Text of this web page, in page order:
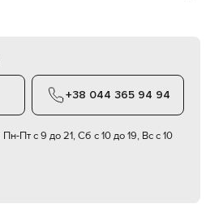
+38 044 365 94 94
Пн-Пт с 9 до 21, Сб с 10 до 19, Вс с 10